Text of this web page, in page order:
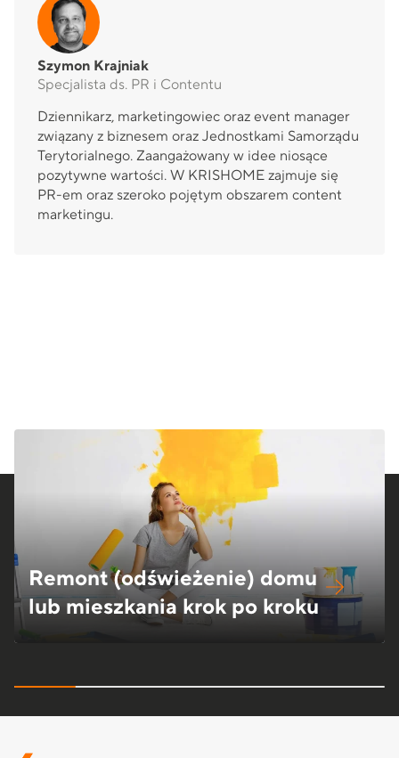
Szymon Krajniak
Specjalista ds. PR i Contentu
Dziennikarz, marketingowiec oraz event manager
związany z biznesem oraz Jednostkami Samorządu
Terytorialnego. Zaangażowany w idee niosące
pozytywne wartości. W KRISHOME zajmuje się
PR-em oraz szeroko pojętym obszarem content
marketingu.
Remont (odświeżenie) domu
lub mieszkania krok po kroku